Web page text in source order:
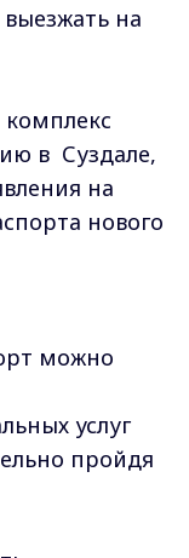
на
в Суздале,
на
нового
можно
услуг
пройдя